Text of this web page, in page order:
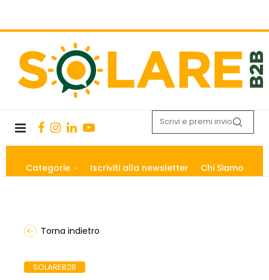
Categorie Iscriviti alla newsletter Chi Siamo
Torna indietro
SOLAREB2B